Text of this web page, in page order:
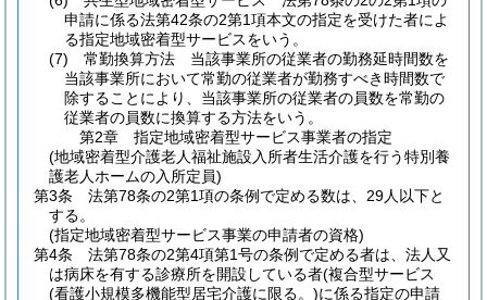
申請に係る法第42条の2第1項本文の指定を受けた者によ
る指定地域密着型サービスをいう。
(7)
常勤換算方法 当該事業所の従業者の勤務延時間数を
当該事業所において常勤の従業者が勤務すべき時間数で
除することにより、当該事業所の従業者の員数を常勤の
従業者の員数に換算する方法をいう。
第2章
指定地域密着型サービス事業者の指定
(地域密着型介護老人福祉施設入所者生活介護を行う特別養
護老人ホームの入所定員)
第3条
法第78条の2第1項の条例で定める数は、29人以下と
する。
(指定地域密着型サービス事業の申請者の資格)
第4条
法第78条の2第4項第1号の条例で定める者は、法人又
は病床を有する診療所を開設している者(複合型サービス
(看護小規模多機能型居宅介護に限る。)に係る指定の申請